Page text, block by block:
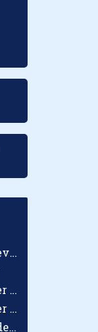
Redman Europe Sales Developer (Europe)
Dura Vermeer Uitvoerder GWW Amsterdam
Dura Vermeer Uitvoerder Civiel Nijmegen
Duifhuizen Verkoopmedewerker Ridderkerk